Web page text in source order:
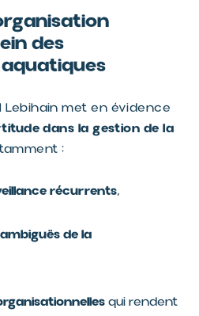
des
Lebihain met en évidence
dans la gestion de la
:
récurrents,
de la
qui rendent